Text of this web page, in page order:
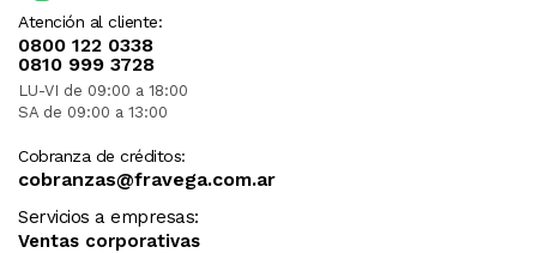
Atención al cliente:
0800 122 0338
0810 999 3728
LU-VI de 09:00 a 18:00
SA de 09:00 a 13:00
Cobranza de créditos:
cobranzas@fravega.com.ar
Servicios a empresas:
Ventas corporativas